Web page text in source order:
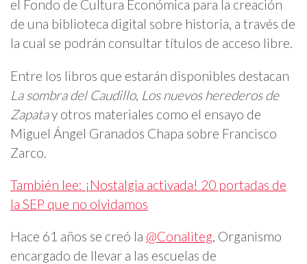
el Fondo de Cultura Económica para la creación
de una biblioteca digital sobre historia, a través de
la cual se podrán consultar títulos de acceso libre.
Entre los libros que estarán disponibles destacan
La sombra del Caudillo, Los nuevos herederos de
Zapatay otros materiales como el ensayo de
Miguel Ángel Granados Chapa sobre Francisco
Zarco.
También lee: ¡Nostalgia activada! 20 portadas de
la SEP que no olvidamos
Hace 61 años se creó la @Conaliteg, Organismo
encargado de llevar a las escuelas de